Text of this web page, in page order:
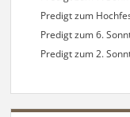
Predigt zum
Predigt zum 6.
Predigt zum 2.